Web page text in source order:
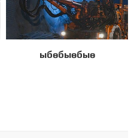
Дэлгэрэнгүй
ыбөбыөбыө